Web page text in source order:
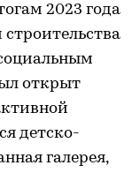
2023 года
открыт
детско-
галерея,